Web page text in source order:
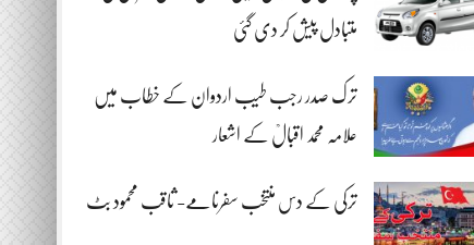
متبادل پیش کر دی گئی
ترک صدر رجب طیب اردوان کے خطاب میں
علامہ محمد اقبالؒ کے اشعار
ترکی کے دس منتخب سفرنامے- ثاقب محمود بٹ